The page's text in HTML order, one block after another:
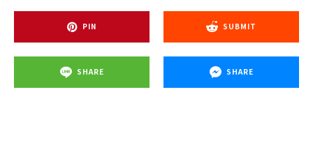
PIN SUBMIT
SHARE SHARE